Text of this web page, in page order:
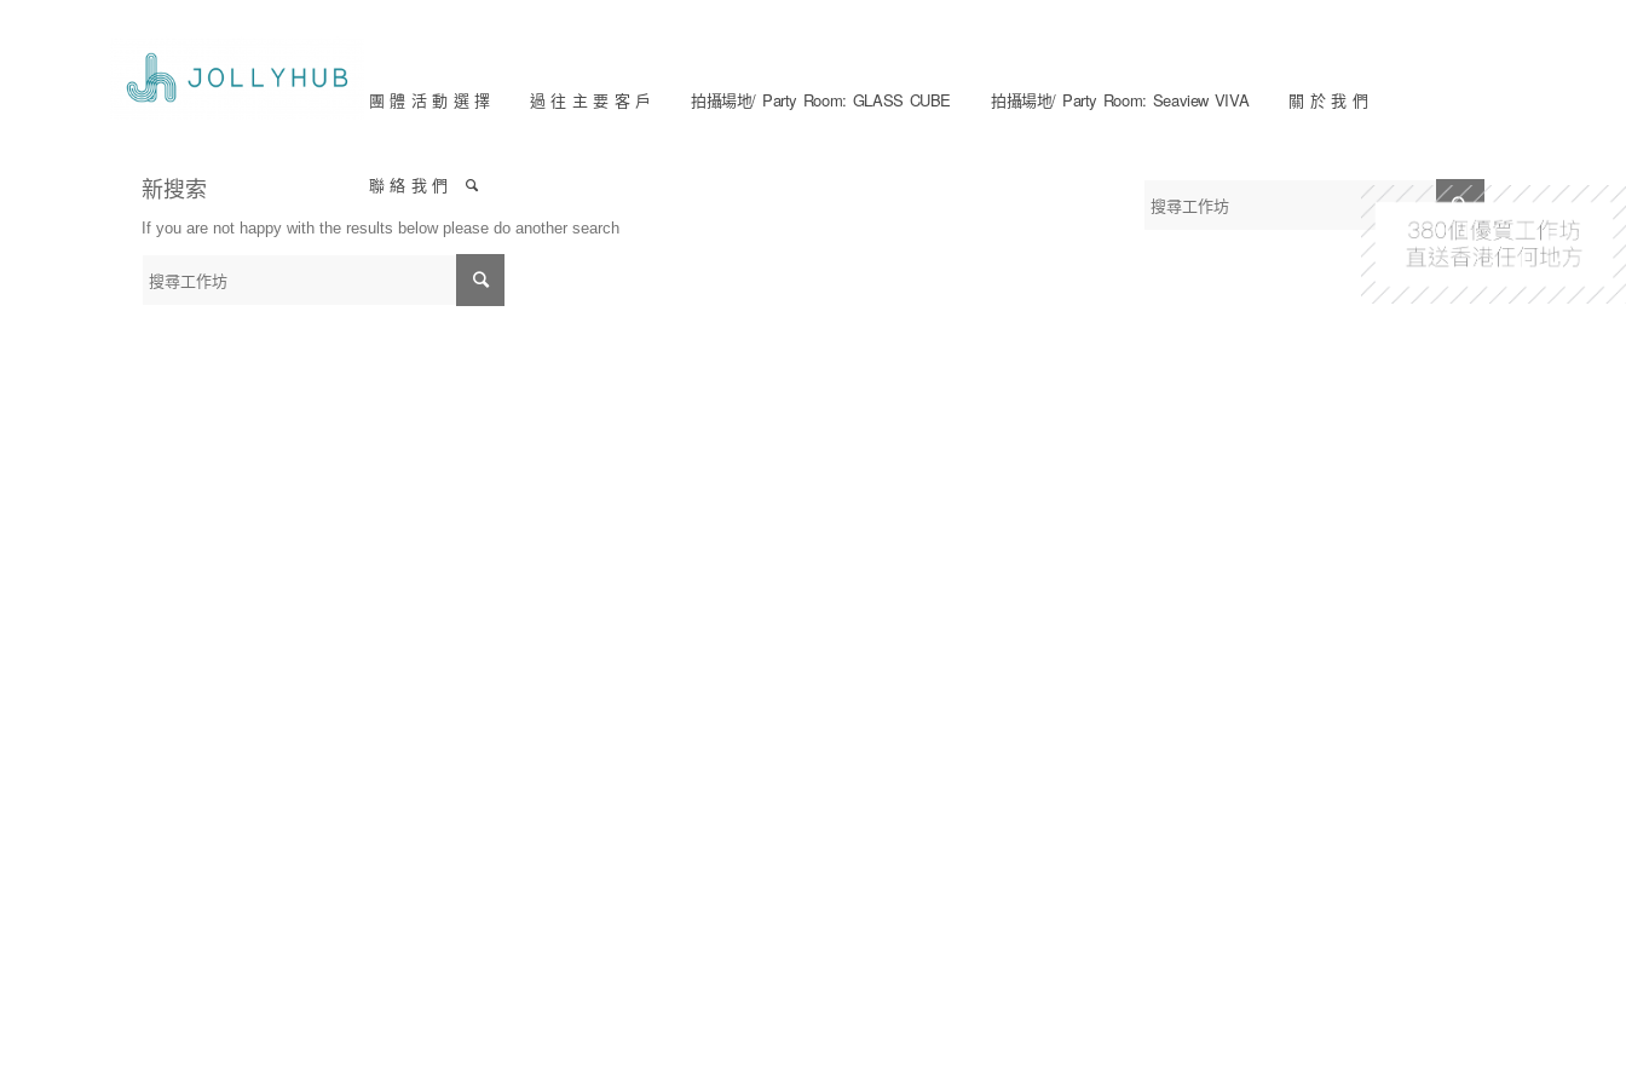
團 體 活 動 選 擇 過 往 主 要 客 戶 拍攝場地/ Party Room: GLASS CUBE 拍攝場地/ Party Room: Seaview VIVA 關 於 我 們
聯 絡 我 們
新搜索
If you are not happy with the results below please do another search